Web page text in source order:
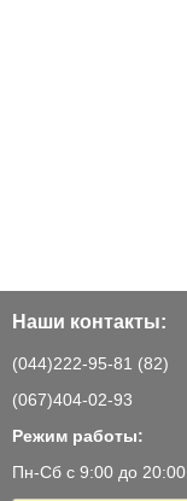
Наши контакты:
(044)222-95-81 (82)
(067)404-02-93
Режим работы:
Пн-Сб с 9:00 до 20:00